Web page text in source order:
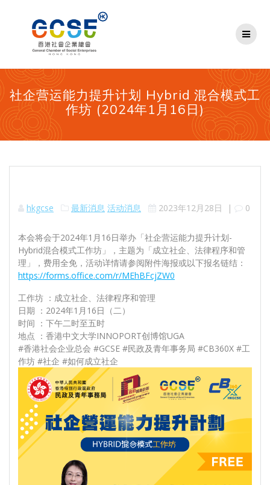
社企营运能力提升计划 Hybrid 混合模式工
作坊 (2024年1月16日)
hkgcse 最新消息 活动消息 2023年12月28日 | 0
本会将会于2024年1月16日举办「社企营运能力提升计划-
Hybrid混合模式工作坊」，主题为「成立社企、法律程序和管
理」，费用全免，活动详情请参阅附件海报或以下报名链结：
https://forms.office.com/r/MEhBFcjZW0
工作坊 ：成立社企、法律程序和管理
日期 ：2024年1月16日（二）
时间 ：下午二时至五时
地点 ：香港中文大学INNOPORT创博馆UGA
#香港社会企业总会 #GCSE #民政及青年事务局 #CB360X #工
作坊 #社企 #如何成立社企